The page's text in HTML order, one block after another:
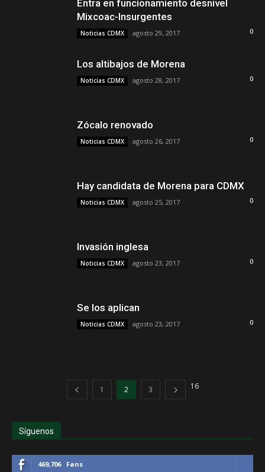
Entra en funcionamiento desnivel
Mixcoac-Insurgentes
Noticias CDMX agosto 29, 2017 0
Los altibajos de Morena
Noticias CDMX agosto 28, 2017 0
Zócalo renovado
Noticias CDMX agosto 26, 2017 0
Hay candidata de Morena para CDMX
Noticias CDMX agosto 25, 2017 0
Invasión inglesa
Noticias CDMX agosto 23, 2017 0
Se los aplican
Noticias CDMX agosto 23, 2017 0
1 2 3 16
Síguenos
469,706 Fans